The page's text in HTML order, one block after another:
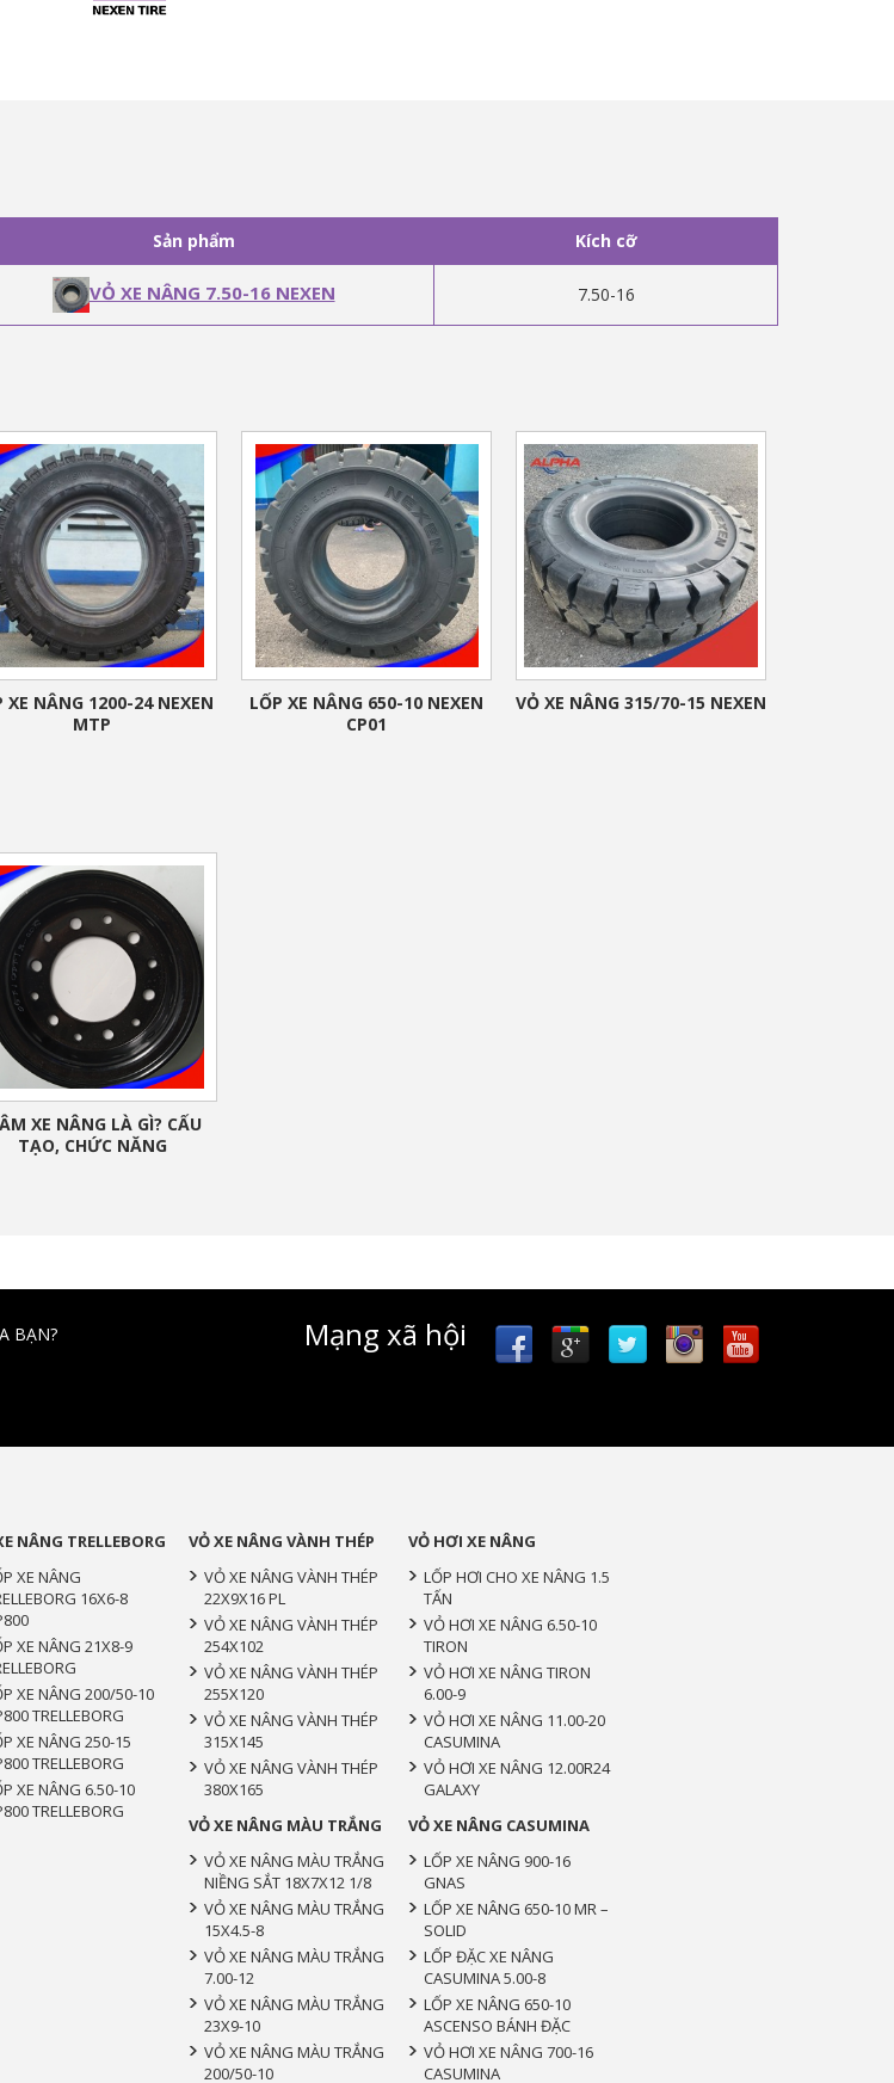
Sản phẩm Kích cỡ
VỎ XE NÂNG 7.50-16 NEXEN 7.50-16
XE NÂNG 1200-24 NEXEN
MTP
LỐP XE NÂNG 650-10 NEXEN
CP01
VỎ XE NÂNG 315/70-15 NEXEN
XE NÂNG LÀ GÌ? CẤU
TẠO, CHỨC NĂNG
BẠN?
Mạng xã hội
NÂNG TRELLEBORG
XE NÂNG
16X6-8
XE NÂNG 21X8-9
XE NÂNG 200/50-10
TRELLEBORG
XE NÂNG 250-15
TRELLEBORG
XE NÂNG 6.50-10
TRELLEBORG
VỎ XE NÂNG VÀNH THÉP
VỎ XE NÂNG VÀNH THÉP
22X9X16 PL
VỎ XE NÂNG VÀNH THÉP
254X102
VỎ XE NÂNG VÀNH THÉP
255X120
VỎ XE NÂNG VÀNH THÉP
315X145
VỎ XE NÂNG VÀNH THÉP
380X165
VỎ HƠI XE NÂNG
LỐP HƠI CHO XE NÂNG 1.5
TẤN
VỎ HƠI XE NÂNG 6.50-10
TIRON
VỎ HƠI XE NÂNG TIRON
6.00-9
VỎ HƠI XE NÂNG 11.00-20
CASUMINA
VỎ HƠI XE NÂNG 12.00R24
GALAXY
VỎ XE NÂNG MÀU TRẮNG
VỎ XE NÂNG MÀU TRẮNG
NIỀNG SẮT 18X7X12 1/8
VỎ XE NÂNG MÀU TRẮNG
15X4.5-8
VỎ XE NÂNG MÀU TRẮNG
7.00-12
VỎ XE NÂNG MÀU TRẮNG
23X9-10
VỎ XE NÂNG MÀU TRẮNG
200/50-10
VỎ XE NÂNG CASUMINA
LỐP XE NÂNG 900-16
GNAS
LỐP XE NÂNG 650-10 MR –
SOLID
LỐP ĐẶC XE NÂNG
CASUMINA 5.00-8
LỐP XE NÂNG 650-10
ASCENSO BÁNH ĐẶC
VỎ HƠI XE NÂNG 700-16
CASUMINA